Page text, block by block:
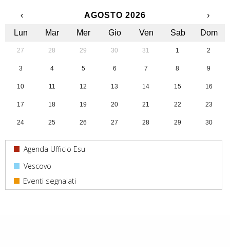
‹ AGOSTO 2026
›
Lun
Mar Mer Gio Ven Sab Dom
27 28 29 30 31 1 2
3 4 5 6 7 8 9
10 11 12 13 14 15 16
17 18 19 20 21 22 23
24 25 26 27 28 29 30
31 1 2 3 4 5 6
Agenda Ufficio Esu
Vescovo